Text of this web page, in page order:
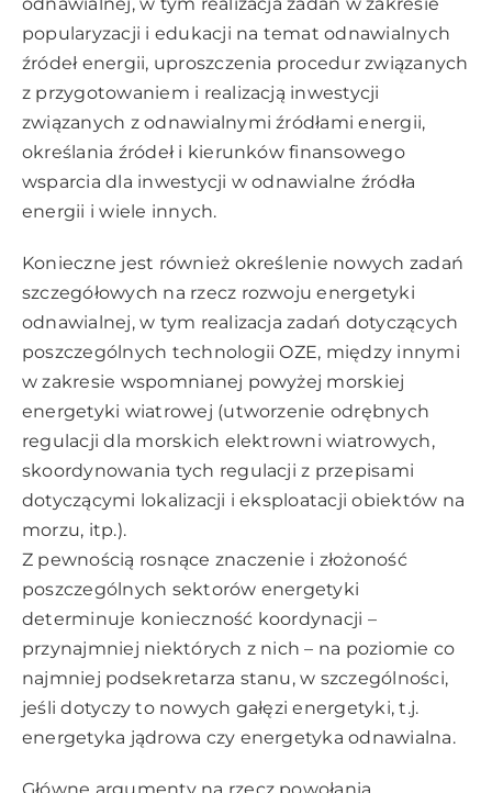
popularyzacji i edukacji na temat odnawialnych
źródeł energii, uproszczenia procedur związanych
z przygotowaniem i realizacją inwestycji
związanych z odnawialnymi źródłami energii,
określania źródeł i kierunków finansowego
wsparcia dla inwestycji w odnawialne źródła
energii i wiele innych.
Konieczne jest również określenie nowych zadań
szczegółowych na rzecz rozwoju energetyki
odnawialnej, w tym realizacja zadań dotyczących
poszczególnych technologii OZE, między innymi
w zakresie wspomnianej powyżej morskiej
energetyki wiatrowej (utworzenie odrębnych
regulacji dla morskich elektrowni wiatrowych,
skoordynowania tych regulacji z przepisami
dotyczącymi lokalizacji i eksploatacji obiektów na
morzu, itp.).
Z pewnością rosnące znaczenie i złożoność
poszczególnych sektorów energetyki
determinuje konieczność koordynacji –
przynajmniej niektórych z nich – na poziomie co
najmniej podsekretarza stanu, w szczególności,
jeśli dotyczy to nowych gałęzi energetyki, t.j.
energetyka jądrowa czy energetyka odnawialna.
Główne argumenty na rzecz powołania